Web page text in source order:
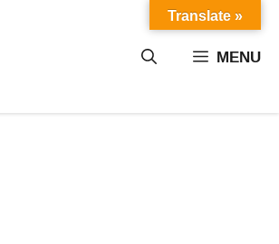
MENU
Translate »